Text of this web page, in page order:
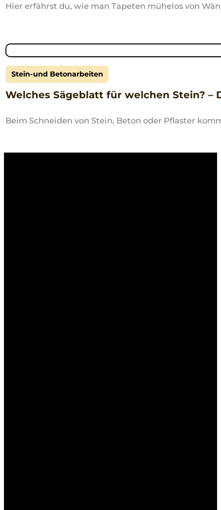
Hier erfährst du, wie man Tapeten mühelos von
Stein-und Betonarbeiten
Welches Sägeblatt für welchen Stein? –
Beim Schneiden von Stein, Beton oder Pflaster